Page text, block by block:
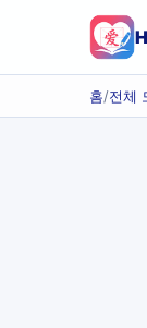
홈/전체